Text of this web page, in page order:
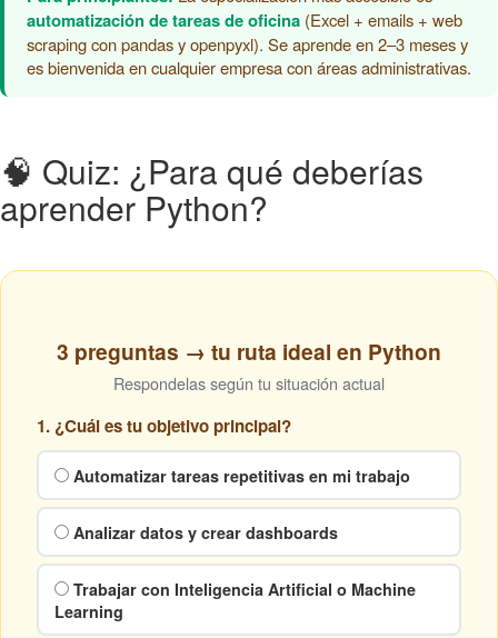
automatización de tareas de oficina (Excel + emails + web
scraping con pandas y openpyxl). Se aprende en 2–3 meses y
es bienvenida en cualquier empresa con áreas administrativas.
🧠 Quiz: ¿Para qué deberías
aprender Python?
3 preguntas → tu ruta ideal en Python
Respondelas según tu situación actual
1. ¿Cuál es tu objetivo principal?
Automatizar tareas repetitivas en mi trabajo
Analizar datos y crear dashboards
Trabajar con Inteligencia Artificial o Machine
Learning